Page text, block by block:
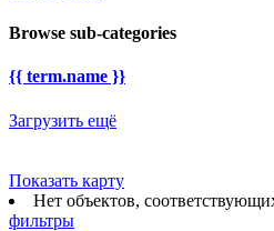
Browse sub-categories
{{ term.name }}
Загрузить ещё
Показать карту
Нет объектов,
фильтры